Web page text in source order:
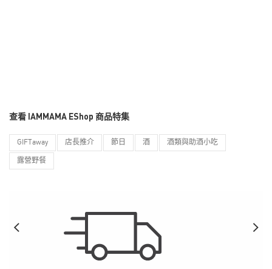
查看 IAMMAMA EShop 商品特集
GIFTaway 店長推介 節日 酒 酒類與助酒小吃
露營野餐